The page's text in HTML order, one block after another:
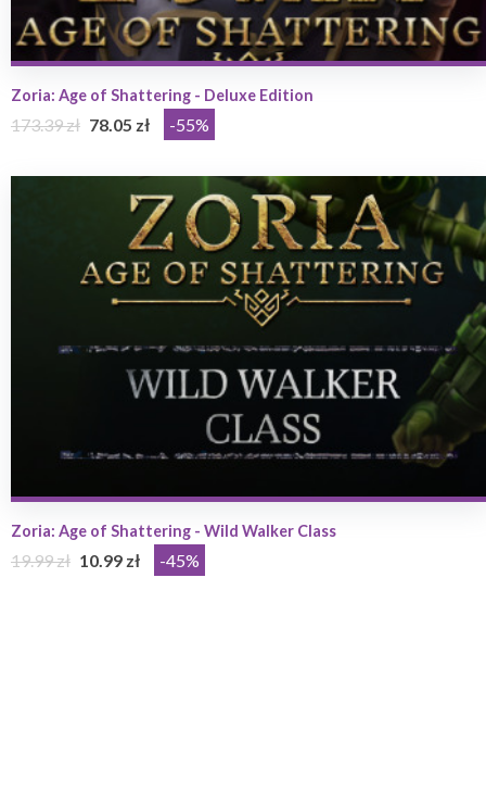
Zoria: Age of Shattering - Deluxe Edition
173.39 zł 78.05 zł -55%
Zoria: Age of Shattering - Wild Walker Class
19.99 zł 10.99 zł -45%